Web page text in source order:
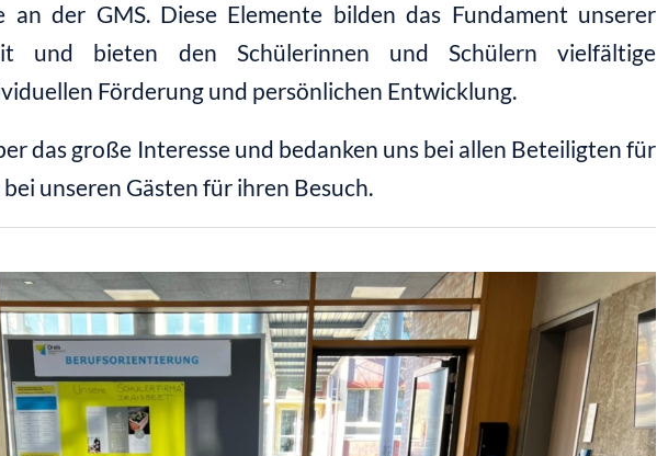
an der GMS. Diese Elemente bilden das Fundament unserer
und bieten den Schülerinnen und Schülern vielfältige
Förderung und persönlichen Entwicklung.
das große Interesse und bedanken uns bei allen Beteiligten für
unseren Gästen für ihren Besuch.